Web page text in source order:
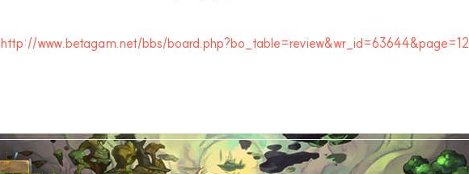
http://www.betagam.net/bbs/board.php?bo_table=review&wr_id=63644&page=12